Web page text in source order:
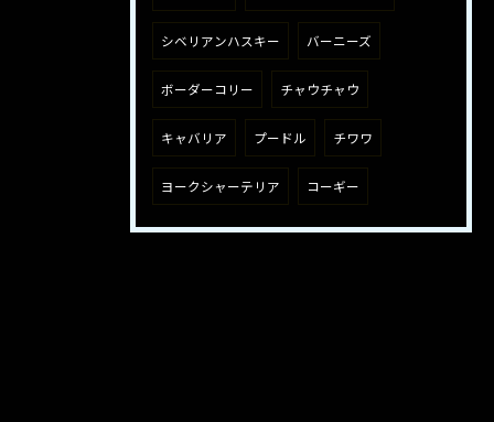
シベリアンハスキー バーニーズ
ボーダーコリー チャウチャウ
キャバリア プードル チワワ
ヨークシャーテリア コーギー